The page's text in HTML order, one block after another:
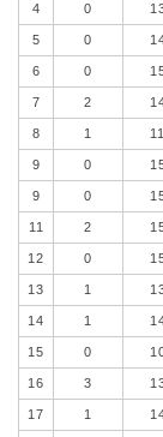
4 0
5 0
6 0
7 2
8 1 11
9 0
9 0
11 2
12 0
13 1
14 1
15 0
16 3
17 1